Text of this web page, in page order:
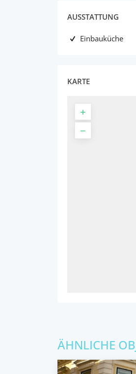
AUSSTATTUNG
Einbauküche
KARTE
ÄHNLICHE